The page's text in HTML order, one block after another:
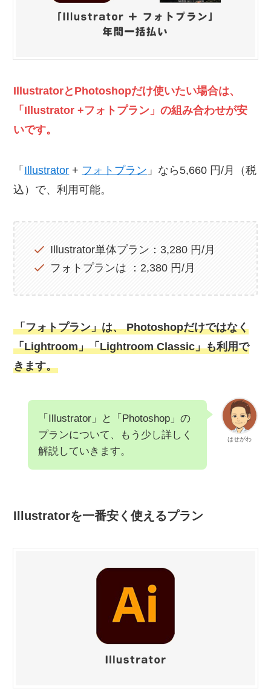
IllustratorとPhotoshopだけ使いたい場合は、
「Illustrator +フォトプラン」の組み合わせが安
いです。
「 Illustrator + フォトプラン 」なら5,660 円/月（税
込）で、利用可能。
Illustrator単体プラン：3,280 円/月
フォトプランは ：2,380 円/月
「フォトプラン」は、 Photoshopだけではなく
「Lightroom」「Lightroom Classic」も利用で
きます。
はせがわ
「Illustrator」と「Photoshop」の
プランについて、もう少し詳しく
解説していきます。
Illustratorを一番安く使えるプラン